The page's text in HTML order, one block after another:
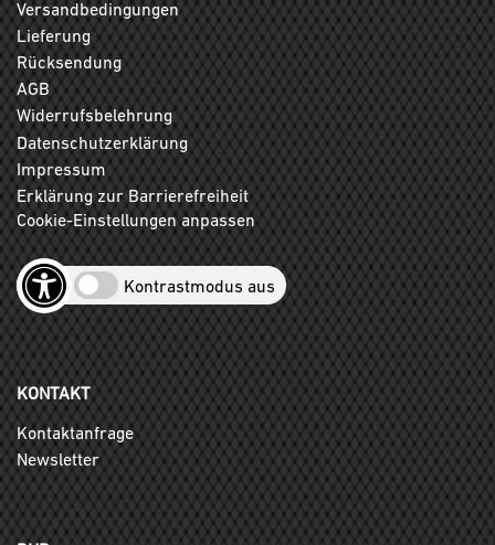
Versandbedingungen
Lieferung
Rücksendung
AGB
Widerrufsbelehrung
Datenschutzerklärung
Impressum
Erklärung zur Barrierefreiheit
Cookie-Einstellungen anpassen
Kontrastmodus aus
KONTAKT
Kontaktanfrage
Newsletter